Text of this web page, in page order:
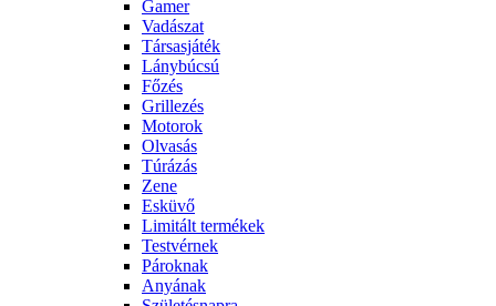
Gamer
Vadászat
Társasjáték
Lánybúcsú
Főzés
Grillezés
Motorok
Olvasás
Túrázás
Zene
Esküvő
Limitált termékek
Testvérnek
Pároknak
Anyának